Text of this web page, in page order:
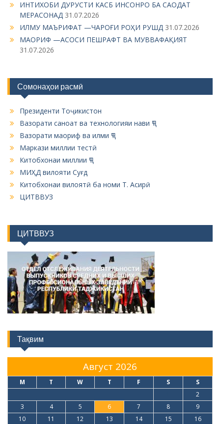
o
n
ИНТИХОБИ ДУРУСТИ КАСБ ИНСОНРО БА САОДАТ
МЕРАСОНАД 31.07.2026
ИЛМУ МАЪРИФАТ —ЧАРОҒИ РОҲИ РУШД 31.07.2026
МАОРИФ —АСОСИ ПЕШРАФТ ВА МУВВАФАҚИЯТ
31.07.2026
Сомонаҳои расмӣ
Президенти Тоҷикистон
Вазорати саноат ва технологияи нави ҶТ
Вазорати маориф ва илми ҶТ
Маркази миллии тестӣ
Китобхонаи миллии ҶТ
МИҲД вилояти Суғд
Китобхонаи вилоятӣ ба номи Т. Асирӣ
ЦИТВВУЗ
ЦИТВВУЗ
Тақвим
Август 2026
M T W T F S S
2
3
4 5 6 7 8
9
10
11 12 13 14 15
16